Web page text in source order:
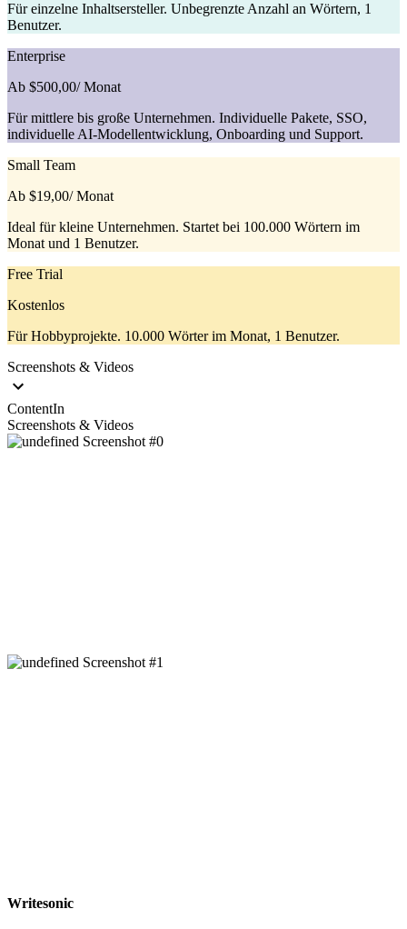
Für einzelne Inhaltsersteller. Unbegrenzte Anzahl an Wörtern, 1
Benutzer.
Enterprise
Ab $500,00/ Monat
Für mittlere bis große Unternehmen. Individuelle Pakete, SSO,
individuelle AI-Modellentwicklung, Onboarding und Support.
Small Team
Ab $19,00/ Monat
Ideal für kleine Unternehmen. Startet bei 100.000 Wörtern im
Monat und 1 Benutzer.
Free Trial
Kostenlos
Für Hobbyprojekte. 10.000 Wörter im Monat, 1 Benutzer.
Screenshots & Videos
ContentIn
Screenshots & Videos
Writesonic